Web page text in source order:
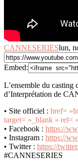
CANNESERIESlun,
Embed:
L’ensemble du
d’Interprétation de
• Site officiel : href=
target= »_blank » rel=
• Facebook : https://
• Instagram : https://
• Twitter : https://
#CANNESERIES